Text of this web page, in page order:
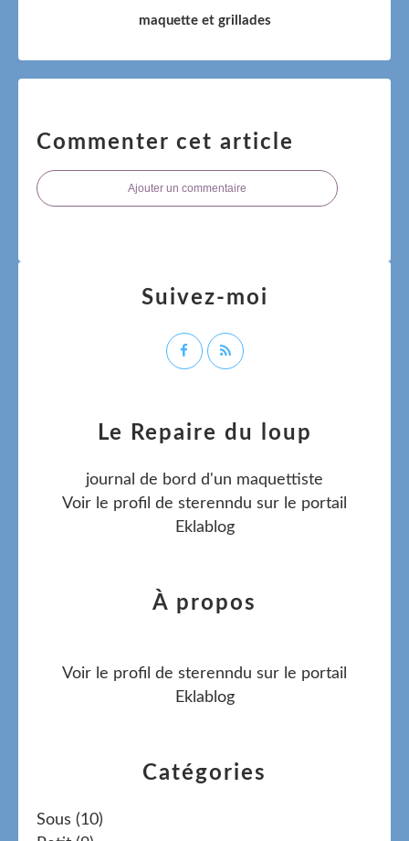
maquette et grillades
Commenter cet article
Ajouter un commentaire
Catégories
Sous (10)
Le Repaire du loup
journal de bord d'un maquettiste
Voir le profil de sterenndu sur le portail
Eklablog
Suivez-moi
À propos
Voir le profil de sterenndu sur le portail
Eklablog